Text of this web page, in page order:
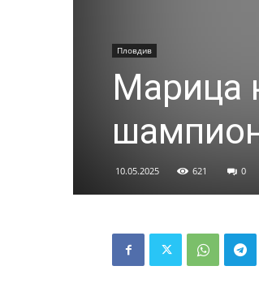
Пловдив
Марица
10.05.2025 621 0